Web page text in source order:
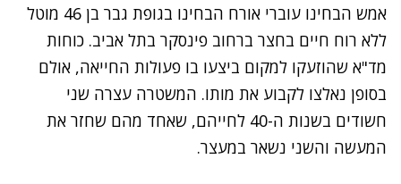
אמש הבחינו עוברי אורח הבחינו בגופת גבר בן 46 מוטל
ללא רוח חיים בחצר ברחוב פינסקר בתל אביב. כוחות
מד"א שהוזעקו למקום ביצעו בו פעולות החייאה, אולם
בסופן נאלצו לקבוע את מותו. המשטרה עצרה שני
חשודים בשנות ה-40 לחייהם, שאחד מהם שחזר את
המעשה והשני נשאר במעצר.